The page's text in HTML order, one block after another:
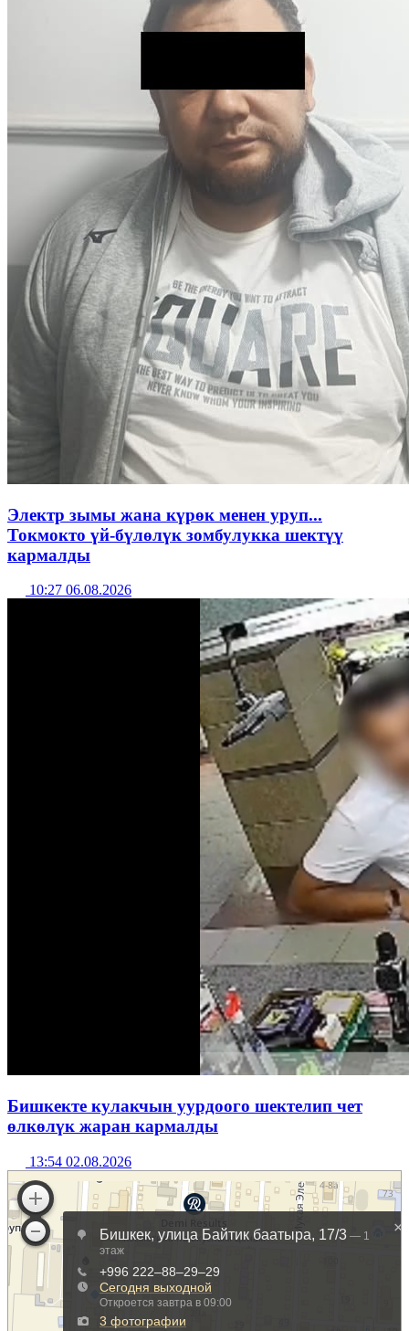
Электр зымы жана күрөк менен уруп...
Токмокто үй-бүлөлүк зомбулукка шектүү
кармалды
10:27 06.08.2026
Бишкекте кулакчын уурдоого шектелип чет
өлкөлүк жаран кармалды
13:54 02.08.2026